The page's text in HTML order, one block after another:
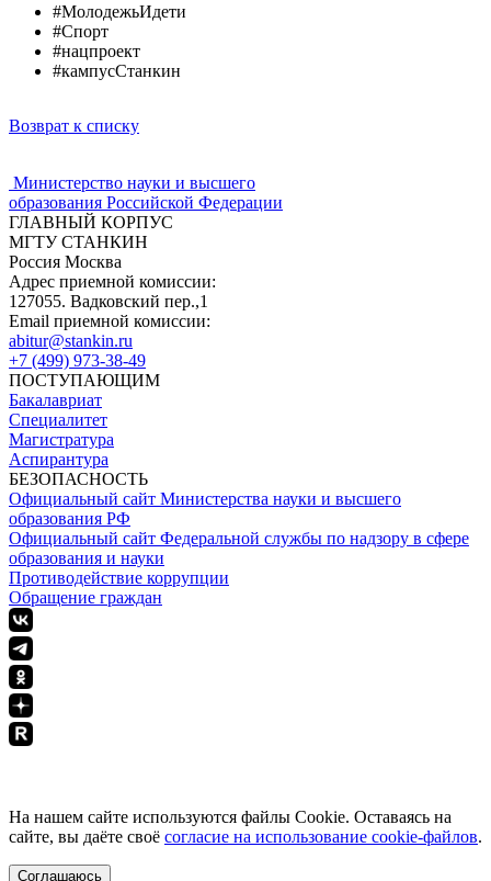
#МолодежьИдети
#Спорт
#нацпроект
#кампусСтанкин
Возврат к списку
Министерство науки и высшего
образования Российской Федерации
ГЛАВНЫЙ КОРПУС
МГТУ СТАНКИН
Россия Москва
Адрес приемной комиссии:
127055. Вадковский пер.,1
Email приемной комиссии:
abitur@stankin.ru
+7 (499) 973-38-49
ПОСТУПАЮЩИМ
Бакалавриат
Специалитет
Магистратура
Аспирантура
БЕЗОПАСНОСТЬ
Официальный сайт Министерства науки и высшего
образования РФ
Официальный сайт Федеральной службы по надзору в сфере
образования и науки
Противодействие коррупции
Обращение граждан
На нашем сайте используются файлы Cookie. Оставаясь на
сайте, вы даёте своё согласие на использование cookie-файлов.
Соглашаюсь